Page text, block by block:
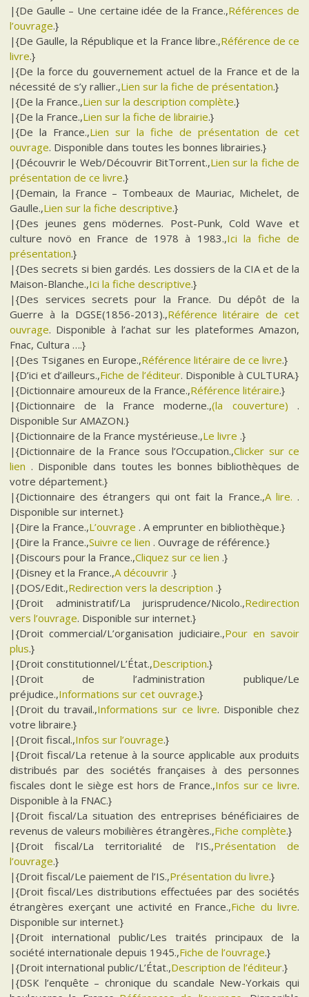
|{De Gaulle – Une certaine idée de la France.,Références de
l’ouvrage.}
|{De Gaulle, la République et la France libre.,Référence de ce
livre.}
|{De la force du gouvernement actuel de la France et de la
nécessité de s’y rallier.,Lien sur la fiche de présentation.}
|{De la France.,Lien sur la description complète.}
|{De la France.,Lien sur la fiche de librairie.}
|{De la France.,Lien sur la fiche de présentation de cet
ouvrage. Disponible dans toutes les bonnes librairies.}
|{Découvrir le Web/Découvrir BitTorrent.,Lien sur la fiche de
présentation de ce livre.}
|{Demain, la France – Tombeaux de Mauriac, Michelet, de
Gaulle.,Lien sur la fiche descriptive.}
|{Des jeunes gens mödernes. Post-Punk, Cold Wave et
culture novö en France de 1978 à 1983.,Ici la fiche de
présentation.}
|{Des secrets si bien gardés. Les dossiers de la CIA et de la
Maison-Blanche.,Ici la fiche descriptive.}
|{Des services secrets pour la France. Du dépôt de la
Guerre à la DGSE(1856-2013).,Référence litéraire de cet
ouvrage. Disponible à l’achat sur les plateformes Amazon,
Fnac, Cultura ….}
|{Des Tsiganes en Europe.,Référence litéraire de ce livre.}
|{D’ici et d’ailleurs.,Fiche de l’éditeur. Disponible à CULTURA.}
|{Dictionnaire amoureux de la France.,Référence litéraire.}
|{Dictionnaire de la France moderne.,(la couverture) .
Disponible Sur AMAZON.}
|{Dictionnaire de la France mystérieuse.,Le livre .}
|{Dictionnaire de la France sous l’Occupation.,Clicker sur ce
lien . Disponible dans toutes les bonnes bibliothèques de
votre département.}
|{Dictionnaire des étrangers qui ont fait la France.,A lire. .
Disponible sur internet.}
|{Dire la France.,L’ouvrage . A emprunter en bibliothèque.}
|{Dire la France.,Suivre ce lien . Ouvrage de référence.}
|{Discours pour la France.,Cliquez sur ce lien .}
|{Disney et la France.,A découvrir .}
|{DOS/Edit.,Redirection vers la description .}
|{Droit administratif/La jurisprudence/Nicolo.,Redirection
vers l’ouvrage. Disponible sur internet.}
|{Droit commercial/L’organisation judiciaire.,Pour en savoir
plus.}
|{Droit constitutionnel/L’État.,Description.}
|{Droit de l’administration publique/Le
préjudice.,Informations sur cet ouvrage.}
|{Droit du travail.,Informations sur ce livre. Disponible chez
votre libraire.}
|{Droit fiscal.,Infos sur l’ouvrage.}
|{Droit fiscal/La retenue à la source applicable aux produits
distribués par des sociétés françaises à des personnes
fiscales dont le siège est hors de France.,Infos sur ce livre.
Disponible à la FNAC.}
|{Droit fiscal/La situation des entreprises bénéficiaires de
revenus de valeurs mobilières étrangères.,Fiche complète.}
|{Droit fiscal/La territorialité de l’IS.,Présentation de
l’ouvrage.}
|{Droit fiscal/Le paiement de l’IS.,Présentation du livre.}
|{Droit fiscal/Les distributions effectuées par des sociétés
étrangères exerçant une activité en France.,Fiche du livre.
Disponible sur internet.}
|{Droit international public/Les traités principaux de la
société internationale depuis 1945.,Fiche de l’ouvrage.}
|{Droit international public/L’État.,Description de l’éditeur.}
|{DSK l’enquête – chronique du scandale New-Yorkais qui